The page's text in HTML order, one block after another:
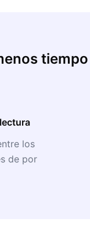
tiempo
los
de por